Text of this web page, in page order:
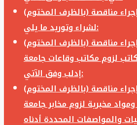
مناقصة (بالظرف المختوم)
لشراء وتوريد ما يلي:
مناقصة (بالظرف المختوم)
لزوم مكاتب وقاعات جامعة
إدلب وفق الآتي:
مناقصة (بالظرف المختوم)
مخبرية لزوم مخابر جامعة